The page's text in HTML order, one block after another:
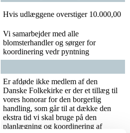
Hvis udlæggene overstiger 10.000,00
Vi samarbejder med alle
blomsterhandler og sørger for
koordinering vedr pyntning
Er afdøde ikke medlem af den
Danske Folkekirke er der et tillæg til
vores honorar for den borgerlig
handling, som går til at dække den
ekstra tid vi skal bruge på den
planlægning og koordinering af